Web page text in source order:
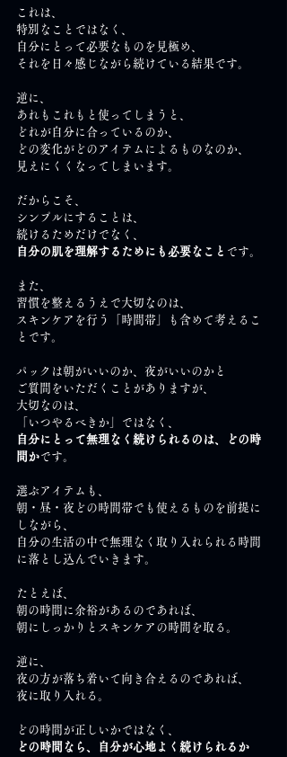
これは、
特別なことではなく、
自分にとって必要なものを見極め、
それを日々感じながら続けている結果です。
逆に、
あれもこれもと使ってしまうと、
どれが自分に合っているのか、
どの変化がどのアイテムによるものなのか、
見えにくくなってしまいます。
だからこそ、
シンプルにすることは、
続けるためだけでなく、
自分の肌を理解するためにも必要なこと です。
また、
習慣を整えるうえで大切なのは、
スキンケアを行う「時間帯」も含めて考えるこ
とです。
パックは朝がいいのか、夜がいいのかと
ご質問をいただくことがありますが、
大切なのは、
「いつやるべきか」ではなく、
自分にとって無理なく続けられるのは、どの時
間かです。
選ぶアイテムも、
朝・昼・夜どの時間帯でも使えるものを前提に
しながら、
自分の生活の中で無理なく取り入れられる時間
に落とし込んでいきます。
たとえば、
朝の時間に余裕があるのであれば、
朝にしっかりとスキンケアの時間を取る。
逆に、
夜の方が落ち着いて向き合えるのであれば、
夜に取り入れる。
どの時間が正しいかではなく、
どの時間なら、自分が心地よく続けられるか